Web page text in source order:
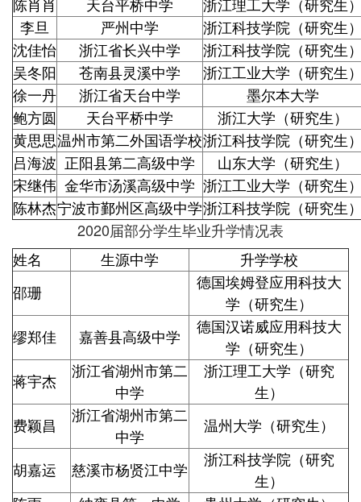
陈肖肖
天台平桥中学
浙江理工大学（研究生
李旦
严州中学
浙江科技学院（研究生
沈佳怡
浙江省长兴中学
浙江科技学院（研究生
吴冬阳
苍南县灵溪中学
浙江工业大学（研究生
徐一丹
浙江省天台中学
墨尔本大学
鲍方圆
天台平桥中学
浙江大学（研究生）
黄思思温州市第二外国语学校浙江科技学院（研究生
吕海波 正阳县第二高级中学
山东大学（研究生）
宋继伟 金华市汤溪高级中学 浙江工业大学（研究生
陈林杰宁波市鄞州区高级中学浙江科技学院（研究生
2020届部分学生毕业升学情况表
姓名 生源中学 升学学校
邵珊
德国埃姆登应用科技大
学（研究生）
缪郑佳 嘉善县高级中学
德国汉诺威应用科技大
学（研究生）
蒋宇杰
浙江省湖州市第二
中学
浙江理工大学（研究
生）
费颖昌
浙江省湖州市第二
中学
温州大学（研究生）
胡嘉运 慈溪市杨贤江中学
浙江科技学院（研究
生）